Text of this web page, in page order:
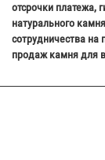
отсрочки платежа,
натурального
сотрудничества на
продаж камня для